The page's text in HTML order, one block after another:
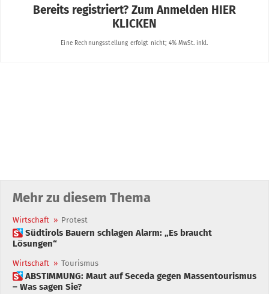
Mehr zu diesem Thema
Wirtschaft » Protest
 Südtirols Bauern schlagen Alarm: „Es braucht
Lösungen“
Wirtschaft » Tourismus
 ABSTIMMUNG: Maut auf Seceda gegen Massentourismus
– Was sagen Sie?